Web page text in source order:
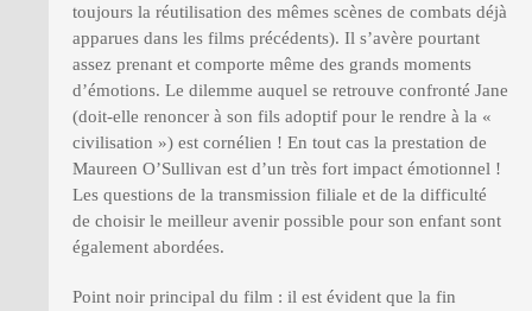
toujours la réutilisation des mêmes scènes de combats déjà
apparues dans les films précédents). Il s’avère pourtant
assez prenant et comporte même des grands moments
d’émotions. Le dilemme auquel se retrouve confronté Jane
(doit-elle renoncer à son fils adoptif pour le rendre à la «
civilisation ») est cornélien ! En tout cas la prestation de
Maureen O’Sullivan est d’un très fort impact émotionnel !
Les questions de la transmission filiale et de la difficulté
de choisir le meilleur avenir possible pour son enfant sont
également abordées.
Point noir principal du film : il est évident que la fin